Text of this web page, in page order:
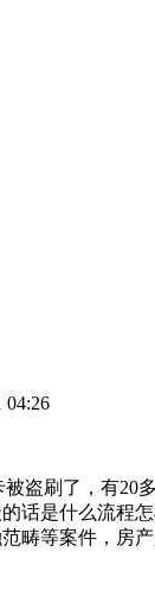
04:26
刷了，有20
话是什么流程
畴等案件，房